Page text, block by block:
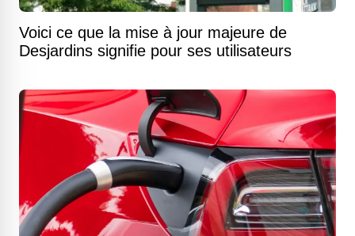
Voici ce que la mise à jour majeure de
Desjardins signifie pour ses utilisateurs